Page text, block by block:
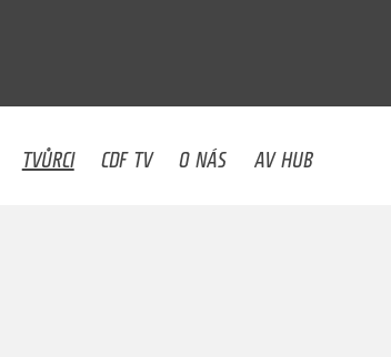
TVŮRCI CDF TV O NÁS AV HUB